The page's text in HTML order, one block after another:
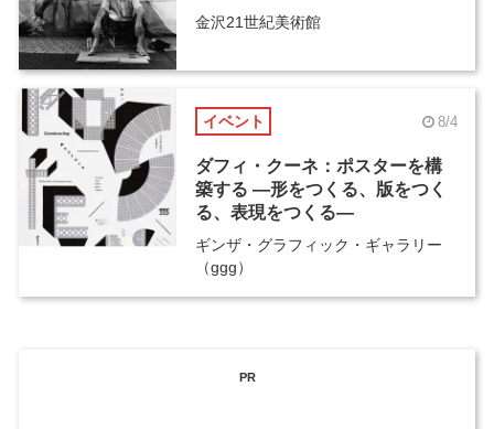
金沢21世紀美術館
イベント 8/4
ダフィ・クーネ：ポスターを構
築する ―形をつくる、版をつく
る、表現をつくる―
ギンザ・グラフィック・ギャラリー
（ggg）
PR